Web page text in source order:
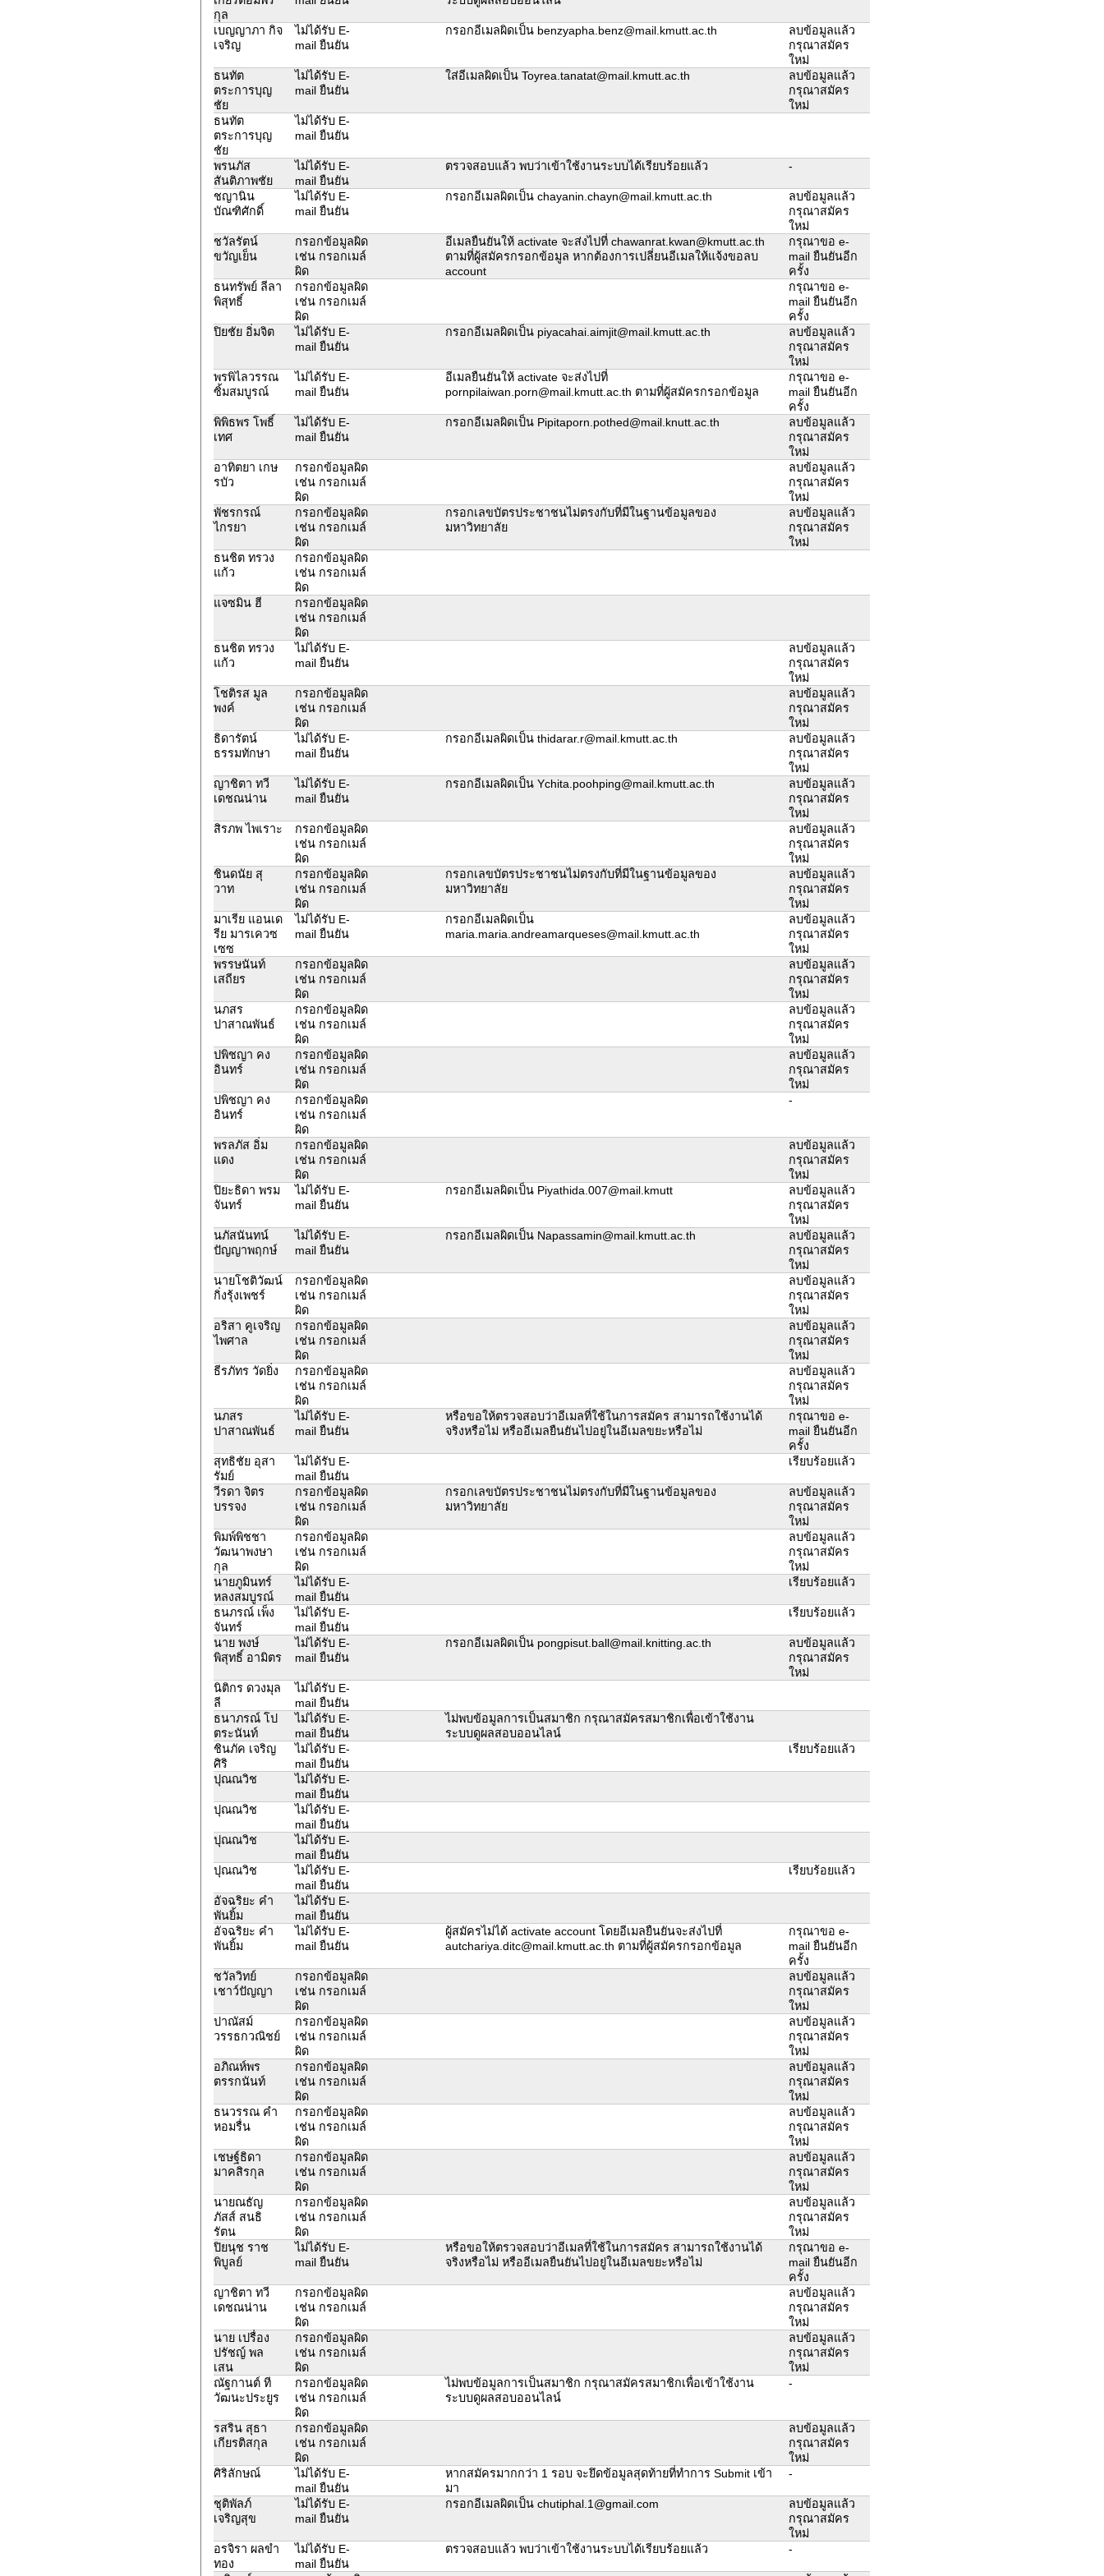
กุล
เบญญาภา กิจ
เจริญ
ไม่ได้รับ E-
mail ยืนยัน
กรอกอีเมลผิดเป็น benzyapha.benz@mail.kmutt.ac.th
ลบข้อมูลแล้ว
กรุณาสมัคร
ใหม่
ธนทัต
ตระการบุญ
ชัย
ไม่ได้รับ E-
mail ยืนยัน
ใส่อีเมลผิดเป็น Toyrea.tanatat@mail.kmutt.ac.th
ลบข้อมูลแล้ว
กรุณาสมัคร
ใหม่
ธนทัต
ตระการบุญ
ชัย
ไม่ได้รับ E-
mail ยืนยัน
พรนภัส
สันติภาพชัย
ไม่ได้รับ E-
mail ยืนยัน
ตรวจสอบแล้ว พบว่าเข้าใช้งานระบบได้เรียบร้อยแล้ว -
ชญานิน
บัณฑิศักดิ์
ไม่ได้รับ E-
mail ยืนยัน
กรอกอีเมลผิดเป็น chayanin.chayn@mail.kmutt.ac.th
ลบข้อมูลแล้ว
กรุณาสมัคร
ใหม่
ชวัลรัตน์
ขวัญเย็น
กรอกข้อมูลผิด
เช่น กรอกเมล์
ผิด
อีเมลยืนยันให้ activate จะส่งไปที่ chawanrat.kwan@kmutt.ac.th
ตามที่ผู้สมัครกรอกข้อมูล หากต้องการเปลี่ยนอีเมลให้แจ้งขอลบ
account
กรุณาขอ e-
mail ยืนยันอีก
ครั้ง
ธนทรัพย์ ลีลา
พิสุทธิ์
กรอกข้อมูลผิด
เช่น กรอกเมล์
ผิด
กรุณาขอ e-
mail ยืนยันอีก
ครั้ง
ปิยชัย อิ่มจิต
ไม่ได้รับ E-
mail ยืนยัน
กรอกอีเมลผิดเป็น piyacahai.aimjit@mail.kmutt.ac.th
ลบข้อมูลแล้ว
กรุณาสมัคร
ใหม่
พรพิไลวรรณ
ซิ้มสมบูรณ์
ไม่ได้รับ E-
mail ยืนยัน
อีเมลยืนยันให้ activate จะส่งไปที่
pornpilaiwan.porn@mail.kmutt.ac.th ตามที่ผู้สมัครกรอกข้อมูล
กรุณาขอ e-
mail ยืนยันอีก
ครั้ง
พิพิธพร โพธิ์
เทศ
ไม่ได้รับ E-
mail ยืนยัน
กรอกอีเมลผิดเป็น Pipitaporn.pothed@mail.knutt.ac.th
ลบข้อมูลแล้ว
กรุณาสมัคร
ใหม่
อาทิตยา เกษ
รบัว
กรอกข้อมูลผิด
เช่น กรอกเมล์
ผิด
ลบข้อมูลแล้ว
กรุณาสมัคร
ใหม่
พัชรกรณ์
ไกรยา
กรอกข้อมูลผิด
เช่น กรอกเมล์
ผิด
กรอกเลขบัตรประชาชนไม่ตรงกับที่มีในฐานข้อมูลของ
มหาวิทยาลัย
ลบข้อมูลแล้ว
กรุณาสมัคร
ใหม่
ธนชิต ทรวง
แก้ว
กรอกข้อมูลผิด
เช่น กรอกเมล์
ผิด
แจซมิน ฮี
กรอกข้อมูลผิด
เช่น กรอกเมล์
ผิด
ธนชิต ทรวง
แก้ว
ไม่ได้รับ E-
mail ยืนยัน
ลบข้อมูลแล้ว
กรุณาสมัคร
ใหม่
โชติรส มูล
พงค์
กรอกข้อมูลผิด
เช่น กรอกเมล์
ผิด
ลบข้อมูลแล้ว
กรุณาสมัคร
ใหม่
ธิดารัตน์
ธรรมทักษา
ไม่ได้รับ E-
mail ยืนยัน
กรอกอีเมลผิดเป็น thidarar.r@mail.kmutt.ac.th
ลบข้อมูลแล้ว
กรุณาสมัคร
ใหม่
ญาชิตา ทวี
เดชณน่าน
ไม่ได้รับ E-
mail ยืนยัน
กรอกอีเมลผิดเป็น Ychita.poohping@mail.kmutt.ac.th
ลบข้อมูลแล้ว
กรุณาสมัคร
ใหม่
สิรภพ ไพเราะ
กรอกข้อมูลผิด
เช่น กรอกเมล์
ผิด
ลบข้อมูลแล้ว
กรุณาสมัคร
ใหม่
ชินดนัย สุ
วาท
กรอกข้อมูลผิด
เช่น กรอกเมล์
ผิด
กรอกเลขบัตรประชาชนไม่ตรงกับที่มีในฐานข้อมูลของ
มหาวิทยาลัย
ลบข้อมูลแล้ว
กรุณาสมัคร
ใหม่
มาเรีย แอนเด
รีย มารเควซ
เซซ
ไม่ได้รับ E-
mail ยืนยัน
กรอกอีเมลผิดเป็น
maria.maria.andreamarqueses@mail.kmutt.ac.th
ลบข้อมูลแล้ว
กรุณาสมัคร
ใหม่
พรรษนันท์
เสถียร
กรอกข้อมูลผิด
เช่น กรอกเมล์
ผิด
ลบข้อมูลแล้ว
กรุณาสมัคร
ใหม่
นภสร
ปาสาณพันธ์
กรอกข้อมูลผิด
เช่น กรอกเมล์
ผิด
ลบข้อมูลแล้ว
กรุณาสมัคร
ใหม่
ปพิชญา คง
อินทร์
กรอกข้อมูลผิด
เช่น กรอกเมล์
ผิด
ลบข้อมูลแล้ว
กรุณาสมัคร
ใหม่
ปพิชญา คง
อินทร์
กรอกข้อมูลผิด
เช่น กรอกเมล์
ผิด
-
พรลภัส อิ่ม
แดง
กรอกข้อมูลผิด
เช่น กรอกเมล์
ผิด
ลบข้อมูลแล้ว
กรุณาสมัคร
ใหม่
ปิยะธิดา พรม
จันทร์
ไม่ได้รับ E-
mail ยืนยัน
กรอกอีเมลผิดเป็น Piyathida.007@mail.kmutt
ลบข้อมูลแล้ว
กรุณาสมัคร
ใหม่
นภัสนันทน์
ปัญญาพฤกษ์
ไม่ได้รับ E-
mail ยืนยัน
กรอกอีเมลผิดเป็น Napassamin@mail.kmutt.ac.th
ลบข้อมูลแล้ว
กรุณาสมัคร
ใหม่
นายโชติวัฒน์
กิ่งรุ้งเพชร์
กรอกข้อมูลผิด
เช่น กรอกเมล์
ผิด
ลบข้อมูลแล้ว
กรุณาสมัคร
ใหม่
อริสา คูเจริญ
ไพศาล
กรอกข้อมูลผิด
เช่น กรอกเมล์
ผิด
ลบข้อมูลแล้ว
กรุณาสมัคร
ใหม่
ธีรภัทร วัดยิ่ง
กรอกข้อมูลผิด
เช่น กรอกเมล์
ผิด
ลบข้อมูลแล้ว
กรุณาสมัคร
ใหม่
นภสร
ปาสาณพันธ์
ไม่ได้รับ E-
mail ยืนยัน
หรือขอให้ตรวจสอบว่าอีเมลที่ใช้ในการสมัคร สามารถใช้งานได้
จริงหรือไม่ หรืออีเมลยืนยันไปอยู่ในอีเมลขยะหรือไม่
กรุณาขอ e-
mail ยืนยันอีก
ครั้ง
สุทธิชัย อุสา
รัมย์
ไม่ได้รับ E-
mail ยืนยัน
เรียบร้อยแล้ว
วีรดา จิตร
บรรจง
กรอกข้อมูลผิด
เช่น กรอกเมล์
ผิด
กรอกเลขบัตรประชาชนไม่ตรงกับที่มีในฐานข้อมูลของ
มหาวิทยาลัย
ลบข้อมูลแล้ว
กรุณาสมัคร
ใหม่
พิมพ์พิชชา
วัฒนาพงษา
กุล
กรอกข้อมูลผิด
เช่น กรอกเมล์
ผิด
ลบข้อมูลแล้ว
กรุณาสมัคร
ใหม่
นายภูมินทร์
หลงสมบูรณ์
ไม่ได้รับ E-
mail ยืนยัน
เรียบร้อยแล้ว
ธนภรณ์ เพ็ง
จันทร์
ไม่ได้รับ E-
mail ยืนยัน
เรียบร้อยแล้ว
นาย พงษ์
พิสุทธิ์ อามิตร
ไม่ได้รับ E-
mail ยืนยัน
กรอกอีเมลผิดเป็น pongpisut.ball@mail.knitting.ac.th
ลบข้อมูลแล้ว
กรุณาสมัคร
ใหม่
นิติกร ดวงมุล
ลี
ไม่ได้รับ E-
mail ยืนยัน
ธนาภรณ์ โป
ตระนันท์
ไม่ได้รับ E-
mail ยืนยัน
ไม่พบข้อมูลการเป็นสมาชิก กรุณาสมัครสมาชิกเพื่อเข้าใช้งาน
ระบบดูผลสอบออนไลน์
ชินภัค เจริญ
ศิริ
ไม่ได้รับ E-
mail ยืนยัน
เรียบร้อยแล้ว
ปุณณวิช
ไม่ได้รับ E-
mail ยืนยัน
ปุณณวิช
ไม่ได้รับ E-
mail ยืนยัน
ปุณณวิช
ไม่ได้รับ E-
mail ยืนยัน
ปุณณวิช
ไม่ได้รับ E-
mail ยืนยัน
เรียบร้อยแล้ว
อัจฉริยะ คำ
พันยิ้ม
ไม่ได้รับ E-
mail ยืนยัน
อัจฉริยะ คำ
พันยิ้ม
ไม่ได้รับ E-
mail ยืนยัน
ผู้สมัครไม่ได้ activate account โดยอีเมลยืนยันจะส่งไปที่
autchariya.ditc@mail.kmutt.ac.th ตามที่ผู้สมัครกรอกข้อมูล
กรุณาขอ e-
mail ยืนยันอีก
ครั้ง
ชวัลวิทย์
เชาว์ปัญญา
กรอกข้อมูลผิด
เช่น กรอกเมล์
ผิด
ลบข้อมูลแล้ว
กรุณาสมัคร
ใหม่
ปาณัสม์
วรรธกวณิชย์
กรอกข้อมูลผิด
เช่น กรอกเมล์
ผิด
ลบข้อมูลแล้ว
กรุณาสมัคร
ใหม่
อภิณห์พร
ตรรกนันท์
กรอกข้อมูลผิด
เช่น กรอกเมล์
ผิด
ลบข้อมูลแล้ว
กรุณาสมัคร
ใหม่
ธนวรรณ คำ
หอมรื่น
กรอกข้อมูลผิด
เช่น กรอกเมล์
ผิด
ลบข้อมูลแล้ว
กรุณาสมัคร
ใหม่
เชษฐ์ธิดา
มาคสิรกุล
กรอกข้อมูลผิด
เช่น กรอกเมล์
ผิด
ลบข้อมูลแล้ว
กรุณาสมัคร
ใหม่
นายณธัญ
ภัสส์ สนธิ
รัตน
กรอกข้อมูลผิด
เช่น กรอกเมล์
ผิด
ลบข้อมูลแล้ว
กรุณาสมัคร
ใหม่
ปิยนุช ราช
พิบูลย์
ไม่ได้รับ E-
mail ยืนยัน
หรือขอให้ตรวจสอบว่าอีเมลที่ใช้ในการสมัคร สามารถใช้งานได้
จริงหรือไม่ หรืออีเมลยืนยันไปอยู่ในอีเมลขยะหรือไม่
กรุณาขอ e-
mail ยืนยันอีก
ครั้ง
ญาชิตา ทวี
เดชณน่าน
กรอกข้อมูลผิด
เช่น กรอกเมล์
ผิด
ลบข้อมูลแล้ว
กรุณาสมัคร
ใหม่
นาย เปรื่อง
ปรัชญ์ พล
เสน
กรอกข้อมูลผิด
เช่น กรอกเมล์
ผิด
ลบข้อมูลแล้ว
กรุณาสมัคร
ใหม่
ณัฐกานต์ ที
วัฒนะประยูร
กรอกข้อมูลผิด
เช่น กรอกเมล์
ผิด
ไม่พบข้อมูลการเป็นสมาชิก กรุณาสมัครสมาชิกเพื่อเข้าใช้งาน
ระบบดูผลสอบออนไลน์
-
รสริน สุธา
เกียรติสกุล
กรอกข้อมูลผิด
เช่น กรอกเมล์
ผิด
ลบข้อมูลแล้ว
กรุณาสมัคร
ใหม่
ศิริลักษณ์
ไม่ได้รับ E-
mail ยืนยัน
หากสมัครมากกว่า 1 รอบ จะยึดข้อมูลสุดท้ายที่ทำการ Submit เข้า
มา
-
ชุติพัลภ์
เจริญสุข
ไม่ได้รับ E-
mail ยืนยัน
กรอกอีเมลผิดเป็น chutiphal.1@gmail.com
ลบข้อมูลแล้ว
กรุณาสมัคร
ใหม่
อรจิรา ผลขำ
ทอง
ไม่ได้รับ E-
mail ยืนยัน
ตรวจสอบแล้ว พบว่าเข้าใช้งานระบบได้เรียบร้อยแล้ว -